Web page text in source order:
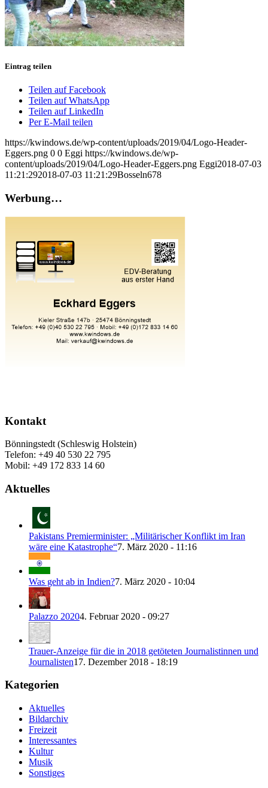
Eintrag teilen
Teilen auf Facebook
Teilen auf WhatsApp
Teilen auf LinkedIn
Per E-Mail teilen
https://kwindows.de/wp-content/uploads/2019/04/Logo-Header-
Eggers.png 0 0 Eggi https://kwindows.de/wp-
content/uploads/2019/04/Logo-Header-Eggers.png Eggi2018-07-03
11:21:292018-07-03 11:21:29Bosseln678
Werbung…
Kontakt
Bönningstedt (Schleswig Holstein)
Telefon: +49 40 530 22 795
Mobil: +49 172 833 14 60
Aktuelles
Pakistans Premierminister: „Militärischer Konflikt im Iran
wäre eine Katastrophe“7. März 2020 - 11:16
Was geht ab in Indien?7. März 2020 - 10:04
Palazzo 20204. Februar 2020 - 09:27
Trauer-Anzeige für die in 2018 getöteten Journalistinnen und
Journalisten17. Dezember 2018 - 18:19
Kategorien
Aktuelles
Bildarchiv
Freizeit
Interessantes
Kultur
Musik
Sonstiges